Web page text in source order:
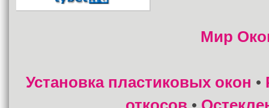
Мир
Установка пластиковых окон •